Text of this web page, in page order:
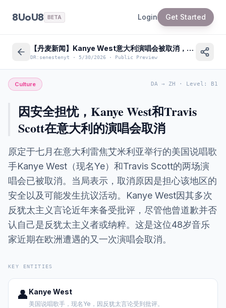
8UoU8 BETA Login Get Started
【丹麦新闻】Kanye West意大利演唱会被取消，因安全与抗议担忧
DR:senestenyt · 5/30/2026 · Public Preview
Culture DA → ZH · Level : B1
因安全担忧，Kanye West和Travis
Scott在意大利的演唱会取消
原定于七月在意大利雷焦艾米利亚举行的美国说唱歌
手Kanye West（现名Ye）和Travis Scott的两场演
唱会已被取消。当局表示，取消原因是担心该地区的
安全以及可能发生抗议活动。Kanye West因其多次
反犹太主义言论近年来备受批评，尽管他曾道歉并否
认自己是反犹太主义者或纳粹。这是这位48岁音乐
家近期在欧洲遭遇的又一次演唱会取消。
KEY ENTITIES
👤 Kanye West
美国说唱歌手，现名Ye，因反犹太言论受到批评。